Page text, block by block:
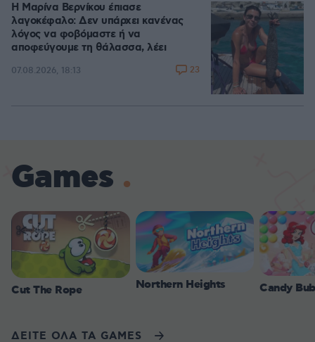
Η Μαρίνα Βερνίκου έπιασε
λαγοκέφαλο: Δεν υπάρχει κανένας
λόγος να φοβόμαστε ή να
αποφεύγουμε τη θάλασσα, λέει
07.08.2026, 18:13 23
Games
Cut The Rope Northern Heights Candy
ΔΕΙΤΕ ΟΛΑ ΤΑ GAMES